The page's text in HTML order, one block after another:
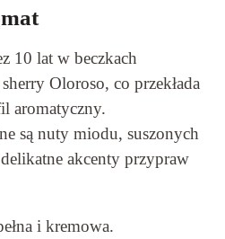
10 lat w beczkach
Oloroso, co przekłada
aromatyczny.
są nuty miodu, suszonych
akcenty przypraw
i kremowa.